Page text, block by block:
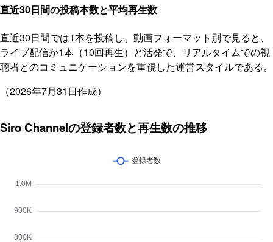
直近30日間の投稿本数と平均再生数
直近30日間では1本を投稿し、動画フォーマット別で見ると、
ライブ配信が1本（10回再生）と活発で、リアルタイムでの視
聴者とのコミュニケーションを重視した運営スタイルである。
（2026年7月31日作成）
Siro Channelの登録者数と再生数の推移